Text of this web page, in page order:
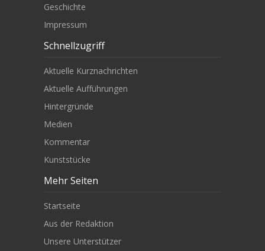
Geschichte
Impressum
Schnellzugriff
Aktuelle Kurznachrichten
Aktuelle Aufführungen
Hintergründe
Medien
Kommentar
Kunststücke
Mehr Seiten
Startseite
Aus der Redaktion
Unsere Unterstützer